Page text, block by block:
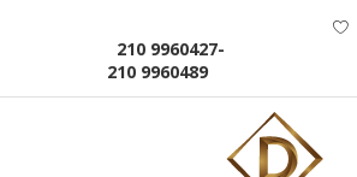
210 9960427-
210 9960489